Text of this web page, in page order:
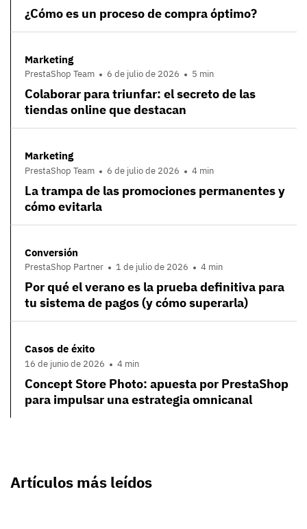
¿Cómo es un proceso de compra óptimo?
Marketing
PrestaShop Team 6 de julio de 2026 5 min
Colaborar para triunfar: el secreto de las
tiendas online que destacan
Marketing
PrestaShop Team 6 de julio de 2026 4 min
La trampa de las promociones permanentes y
cómo evitarla
Conversión
PrestaShop Partner 1 de julio de 2026 4 min
Por qué el verano es la prueba definitiva para
tu sistema de pagos (y cómo superarla)
Casos de éxito
16 de junio de 2026 4 min
Concept Store Photo: apuesta por PrestaShop
para impulsar una estrategia omnicanal
Artículos más leídos